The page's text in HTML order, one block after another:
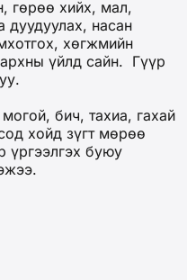
гөрөө хийх, мал,
дуудуулах, насан
хөгжмийн
үйлд сайн. Гүүр
бич, тахиа, гахай
хойд зүгт мөрөө
үргээлгэх буюу